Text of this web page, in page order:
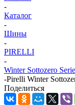
-
Каталог
-
Шины
-
PIRELLI
-
Winter Sottozero
-Pirelli Winter
Поделиться